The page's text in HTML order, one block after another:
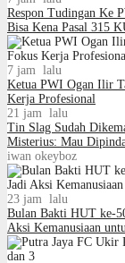
Respon Tudingan Ke
Bisa Kena Pasal 315
7 jam lalu
Ketua PWI Ogan Ilir
Kerja Profesional
21 jam lalu
Tin Slag Sudah
Misterius: Mau
iwan okeyboz
23 jam lalu
Bulan Bakti HUT ke-
Aksi Kemanusiaan